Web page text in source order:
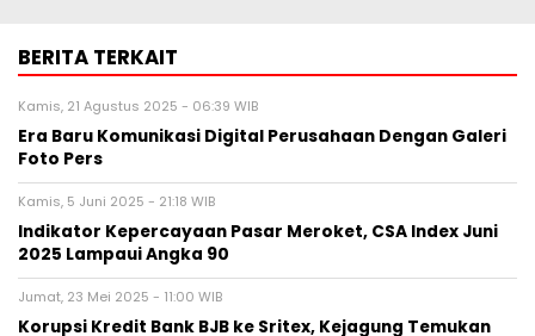
BERITA TERKAIT
Kamis, 21 Agustus 2025 - 06:39 WIB
Era Baru Komunikasi Digital Perusahaan Dengan Galeri
Foto Pers
Kamis, 5 Juni 2025 - 21:18 WIB
Indikator Kepercayaan Pasar Meroket, CSA Index Juni
2025 Lampaui Angka 90
Jumat, 23 Mei 2025 - 11:00 WIB
Korupsi Kredit Bank BJB ke Sritex, Kejagung Temukan